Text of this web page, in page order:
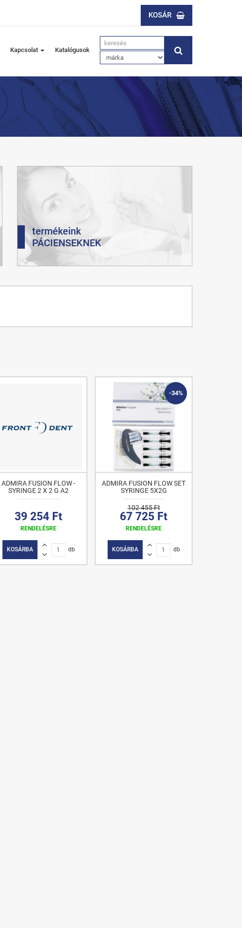
KOSÁR
Kapcsolat Katalógusok
termékeink
PÁCIENSEKNEK
ADMIRA FUSION FLOW -
SYRINGE 2 X 2 G A2
39 254 Ft
RENDELÉSRE
KOSÁRBA db
-34%
ADMIRA FUSION FLOW SET
SYRINGE 5X2G
102 455 Ft
67 725 Ft
RENDELÉSRE
KOSÁRBA db